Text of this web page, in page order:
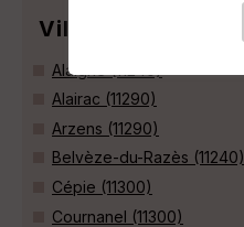
Villes
Alaigne (11240)
Alairac (11290)
Arzens (11290)
Belvèze-du-Razès (11240)
Cépie (11300)
Cournanel (11300)